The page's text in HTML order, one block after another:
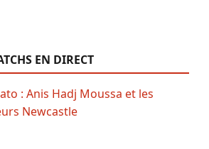
EN DIRECT
: Anis Hadj Moussa et les
Newcastle